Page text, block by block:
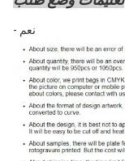
- نعم